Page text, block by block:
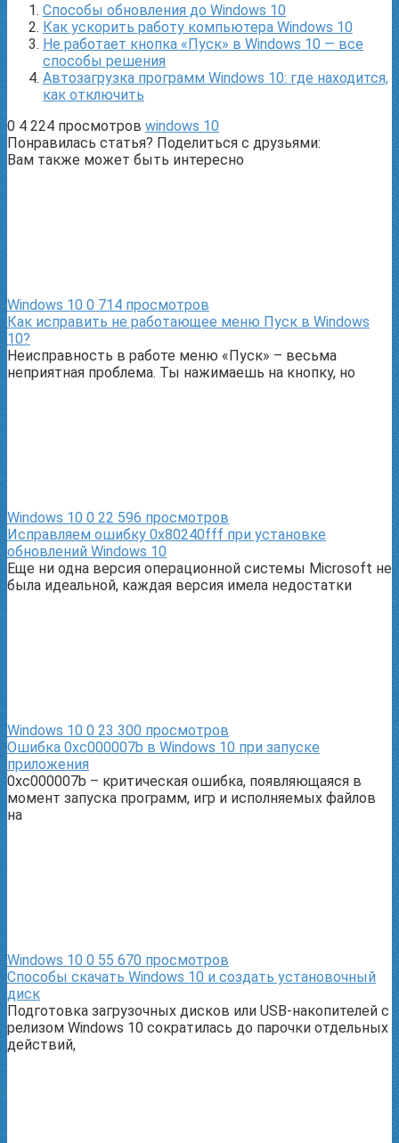
Способы обновления до Windows 10
Как ускорить работу компьютера Windows 10
Не работает кнопка «Пуск» в Windows 10 — все
способы решения
Автозагрузка программ Windows 10: где находится,
как отключить
0 4 224 просмотров windows 10
Понравилась статья? Поделиться с друзьями:
Вам также может быть интересно
Windows 10 0 714 просмотров
Как исправить не работающее меню Пуск в Windows
10?
Неисправность в работе меню «Пуск» – весьма
неприятная проблема. Ты нажимаешь на кнопку, но
Windows 10 0 22 596 просмотров
Исправляем ошибку 0x80240fff при установке
обновлений Windows 10
Еще ни одна версия операционной системы Microsoft не
была идеальной, каждая версия имела недостатки
Windows 10 0 23 300 просмотров
Ошибка 0xc000007b в Windows 10 при запуске
приложения
0xc000007b – критическая ошибка, появляющаяся в
момент запуска программ, игр и исполняемых файлов
на
Windows 10 0 55 670 просмотров
Способы скачать Windows 10 и создать установочный
диск
Подготовка загрузочных дисков или USB-накопителей с
релизом Windows 10 сократилась до парочки отдельных
действий,